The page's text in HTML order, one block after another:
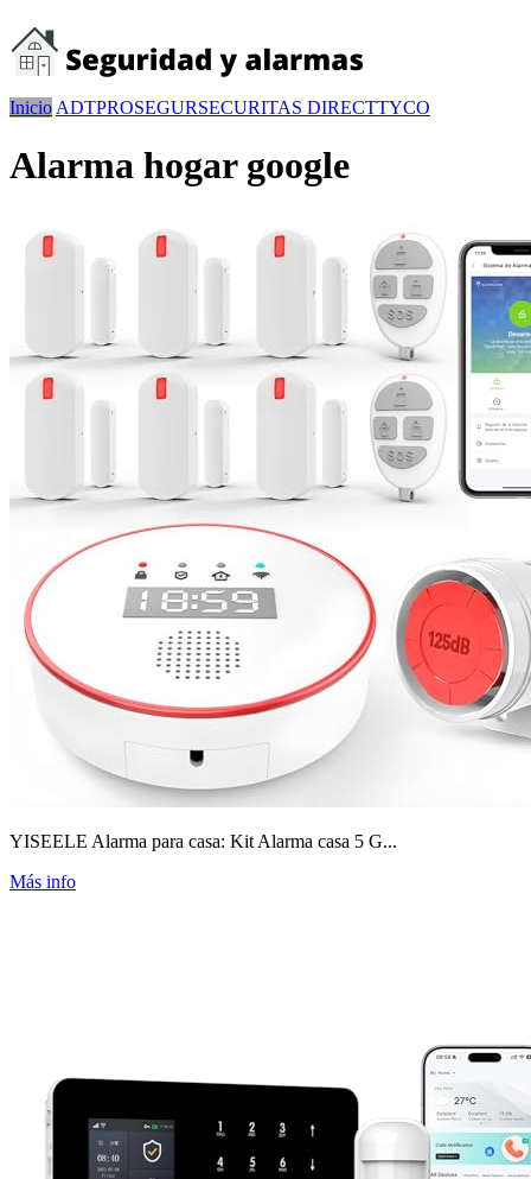
Inicio ADTPROSEGURSECURITAS DIRECTTYCO
Alarma hogar google
YISEELE Alarma para casa: Kit Alarma casa 5 G...
Más info